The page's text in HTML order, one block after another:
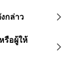
กล่าว
รือผู้ให้